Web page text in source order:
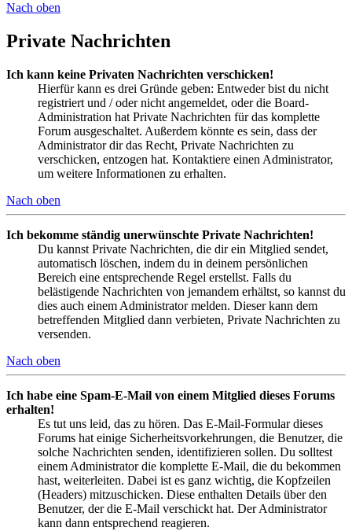
Nach oben
Private Nachrichten
Ich kann keine Privaten Nachrichten verschicken!
Hierfür kann es drei Gründe geben: Entweder bist du nicht
registriert und / oder nicht angemeldet, oder die Board-
Administration hat Private Nachrichten für das komplette
Forum ausgeschaltet. Außerdem könnte es sein, dass der
Administrator dir das Recht, Private Nachrichten zu
verschicken, entzogen hat. Kontaktiere einen Administrator,
um weitere Informationen zu erhalten.
Nach oben
Ich bekomme ständig unerwünschte Private Nachrichten!
Du kannst Private Nachrichten, die dir ein Mitglied sendet,
automatisch löschen, indem du in deinem persönlichen
Bereich eine entsprechende Regel erstellst. Falls du
belästigende Nachrichten von jemandem erhältst, so kannst du
dies auch einem Administrator melden. Dieser kann dem
betreffenden Mitglied dann verbieten, Private Nachrichten zu
versenden.
Nach oben
Ich habe eine Spam-E-Mail von einem Mitglied dieses Forums
erhalten!
Es tut uns leid, das zu hören. Das E-Mail-Formular dieses
Forums hat einige Sicherheitsvorkehrungen, die Benutzer, die
solche Nachrichten senden, identifizieren sollen. Du solltest
einem Administrator die komplette E-Mail, die du bekommen
hast, weiterleiten. Dabei ist es ganz wichtig, die Kopfzeilen
(Headers) mitzuschicken. Diese enthalten Details über den
Benutzer, der die E-Mail verschickt hat. Der Administrator
kann dann entsprechend reagieren.